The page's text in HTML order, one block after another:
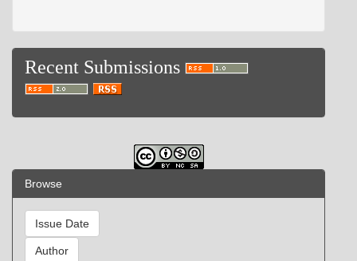
Recent Submissions
Browse